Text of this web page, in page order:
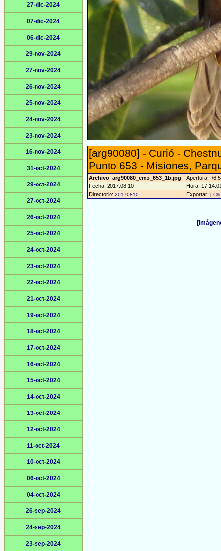
27-dic-2024
07-dic-2024
06-dic-2024
29-nov-2024
27-nov-2024
26-nov-2024
25-nov-2024
24-nov-2024
23-nov-2024
16-nov-2024
31-oct-2024
29-oct-2024
27-oct-2024
26-oct-2024
25-oct-2024
24-oct-2024
23-oct-2024
22-oct-2024
21-oct-2024
19-oct-2024
18-oct-2024
17-oct-2024
16-oct-2024
15-oct-2024
14-oct-2024
13-oct-2024
12-oct-2024
11-oct-2024
10-oct-2024
06-oct-2024
04-oct-2024
26-sep-2024
24-sep-2024
23-sep-2024
[arg90080] - Curió -
Punto 653 - Misiones,
Archivo: arg90080_cmo_653_1b.jpg
Apertura: f/6.5
Fecha: 2017:08:10
Hora:
Directorio: 20170810 Exportar: [ C/